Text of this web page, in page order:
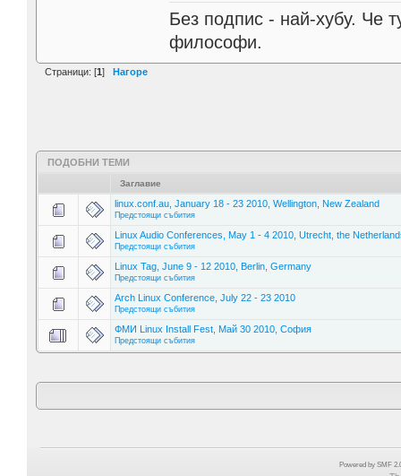
Без подпис - най-хубу. Че
философи.
Страници: [1] Нагоре
ПОДОБНИ ТЕМИ
Заглавие
linux.conf.au, January 18 - 23 2010, Wellington, New Zealand
Предстоящи събития
Linux Audio Conferences, May 1 - 4 2010, Utrecht, the
Предстоящи събития
Linux Tag, June 9 - 12 2010, Berlin, Germany
Предстоящи събития
Arch Linux Conference, July 22 - 23 2010
Предстоящи събития
ФМИ Linux Install Fest, Май 30 2010, София
Предстоящи събития
Powered by SMF